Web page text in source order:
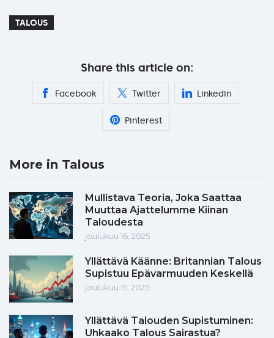
TALOUS
Share this article on:
Facebook Twitter Linkedin
Pinterest
More in Talous
Mullistava Teoria, Joka Saattaa
Muuttaa Ajattelumme Kiinan
Taloudesta
joulukuu 16, 2025
Yllättävä Käänne: Britannian Talous
Supistuu Epävarmuuden Keskellä
joulukuu 15, 2025
Yllättävä Talouden Supistuminen:
Uhkaako Talous Sairastua?